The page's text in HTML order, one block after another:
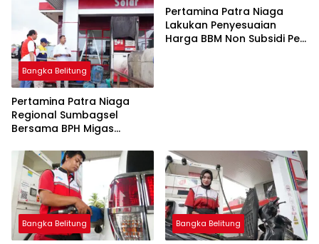
Bangka Belitung
Pertamina Patra Niaga
Regional Sumbagsel
Bersama BPH Migas
Penyaluran BBM Subsidi
bagi Nelayan melalui
Aplikasi XSTAR
Pertamina Patra Niaga
Lakukan Penyesuaian
Harga BBM Non Subsidi Per
Bangka Belitung Bangka Belitung